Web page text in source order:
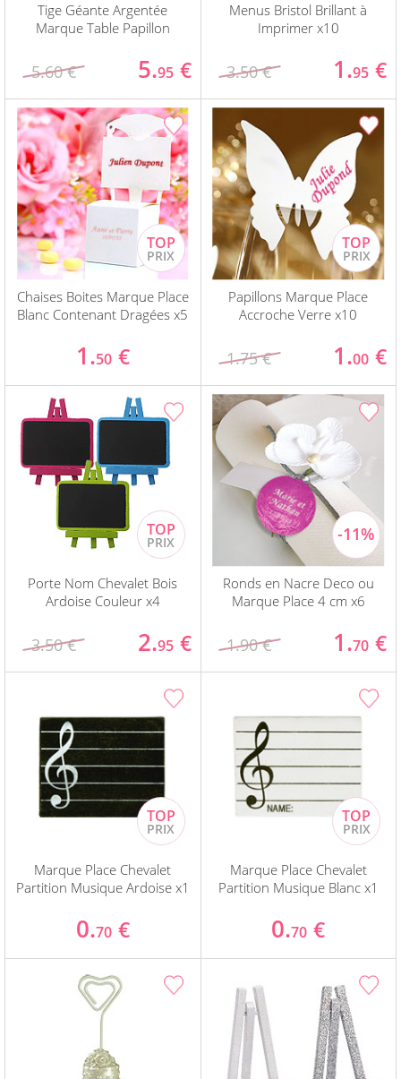
Tige Géante Argentée
Marque Table Papillon
5.60 € 5.95 €
Menus Bristol Brillant à
Imprimer x10
3.50 € 1.95 €
Chaises Boites Marque Place
Blanc Contenant Dragées x5
1.50 €
Papillons Marque Place
Accroche Verre x10
1.75 € 1.00 €
Porte Nom Chevalet Bois
Ardoise Couleur x4
3.50 € 2.95 €
Ronds en Nacre Deco ou
Marque Place 4 cm x6
1.90 € 1.70 €
Marque Place Chevalet
Partition Musique Ardoise x1
0.70 €
Marque Place Chevalet
Partition Musique Blanc x1
0.70 €